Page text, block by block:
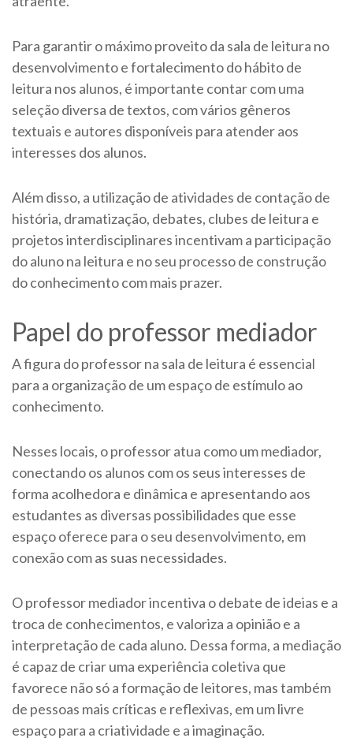
Para garantir o máximo proveito da sala de leitura no
desenvolvimento e fortalecimento do hábito de
leitura nos alunos, é importante contar com uma
seleção diversa de textos, com vários gêneros
textuais e autores disponíveis para atender aos
interesses dos alunos.
Além disso, a utilização de atividades de contação de
história, dramatização, debates, clubes de leitura e
projetos interdisciplinares incentivam a participação
do aluno na leitura e no seu processo de construção
do conhecimento com mais prazer.
Papel do professor mediador
A figura do professor na sala de leitura é essencial
para a organização de um espaço de estímulo ao
conhecimento.
Nesses locais, o professor atua como um mediador,
conectando os alunos com os seus interesses de
forma acolhedora e dinâmica e apresentando aos
estudantes as diversas possibilidades que esse
espaço oferece para o seu desenvolvimento, em
conexão com as suas necessidades.
O professor mediador incentiva o debate de ideias e a
troca de conhecimentos, e valoriza a opinião e a
interpretação de cada aluno. Dessa forma, a mediação
é capaz de criar uma experiência coletiva que
favorece não só a formação de leitores, mas também
de pessoas mais críticas e reflexivas, em um livre
espaço para a criatividade e a imaginação.